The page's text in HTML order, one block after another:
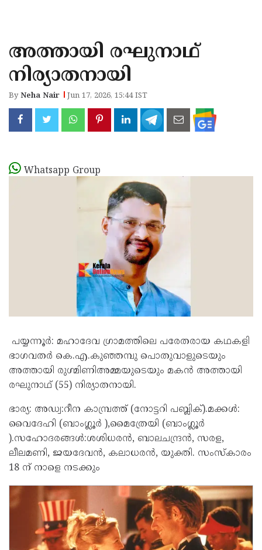
KANNUR
KASARAGOD
അത്തായി രഘുനാഥ്
നിര്യാതനായി
ByNeha Nair Jun 17, 2026, 15:44 IST
Whatsapp Group
പയ്യന്നൂർ: മഹാദേവ ഗ്രാമത്തിലെ പരേതരായ കഥകളി
ഭാഗവതർ കെ.എ.കുഞ്ഞമ്പു പൊതുവാളുടെയും
അത്തായി രുഗ്മിണിഅമ്മയുടെയും മകൻ അത്തായി
രഘുനാഥ് (55) നിര്യാതനായി.
ഭാര്യ: അഡ്വ:റീന കാമ്പ്രത്ത് (നോട്ടറി പബ്ലിക്).മക്കൾ:
വൈദേഹി (ബാംഗ്ലൂർ ),മൈത്രേയി (ബാംഗ്ലൂർ
).സഹോദരങ്ങൾ:ശശിധരൻ, ബാലചന്ദ്രൻ, സരള,
ലീലമണി, ജയദേവൻ, കലാധരൻ, യുക്തി. സംസ്കാരം
18 ന് നാളെ നടക്കും